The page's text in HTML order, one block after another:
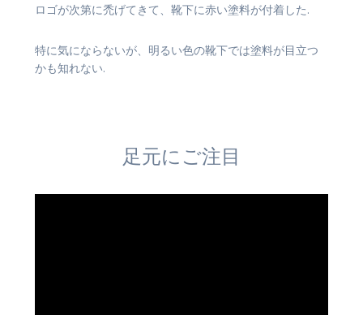
ロゴが次第に禿げてきて、靴下に赤い塗料が付着した.
特に気にならないが、明るい色の靴下では塗料が目立つ
かも知れない.
足元にご注目